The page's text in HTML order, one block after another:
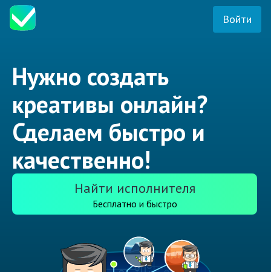
Войти
Нужно создать
креативы онлайн?
Сделаем быстро и
качественно!
Найти исполнителя
Бесплатно и быстро